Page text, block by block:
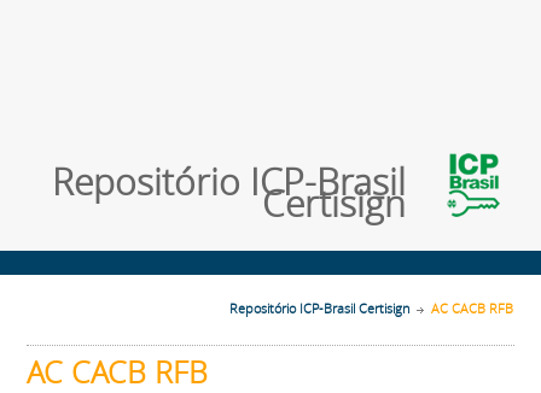
Repositório ICP-Brasil
Certisign
Repositório ICP-Brasil Certisign AC CACB RFB
AC CACB RFB